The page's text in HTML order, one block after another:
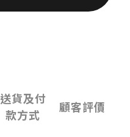
送貨及付
款方式
顧客評價